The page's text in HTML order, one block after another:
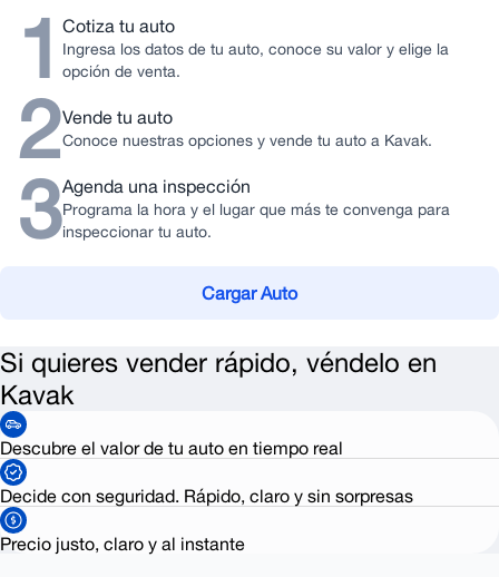
1 Cotiza tu auto
Ingresa los datos de tu auto, conoce su valor y elige la
opción de venta.
2Vende tu auto
Conoce nuestras opciones y vende tu auto a Kavak.
3Agenda una inspección
Programa la hora y el lugar que más te convenga para
inspeccionar tu auto.
Cargar Auto
Si quieres vender rápido, véndelo en
Kavak
Descubre el valor de tu auto en tiempo real
Decide con seguridad. Rápido, claro y sin sorpresas
Precio justo, claro y al instante